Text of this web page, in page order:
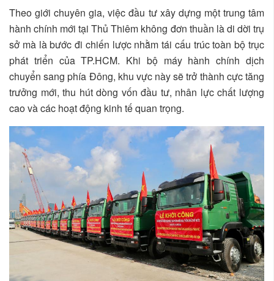
Theo giới chuyên gia, việc đầu tư xây dựng một trung tâm
hành chính mới tại Thủ Thiêm không đơn thuần là di dời trụ
sở mà là bước đi chiến lược nhằm tái cấu trúc toàn bộ trục
phát triển của TP.HCM. Khi bộ máy hành chính dịch
chuyển sang phía Đông, khu vực này sẽ trở thành cực tăng
trưởng mới, thu hút dòng vốn đầu tư, nhân lực chất lượng
cao và các hoạt động kinh tế quan trọng.